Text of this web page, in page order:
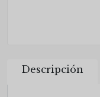
Descripción